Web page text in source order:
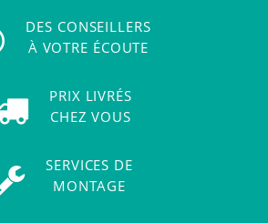
DES CONSEILLERS
À VOTRE ÉCOUTE
PRIX LIVRÉS
CHEZ VOUS
SERVICES DE
MONTAGE